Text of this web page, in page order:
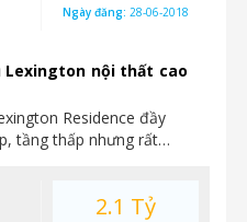
Lexington nội thất cao
Residence đầy
tầng thấp nhưng rất…
Ngày đăng: 28-06-2018
2.1 Tỷ